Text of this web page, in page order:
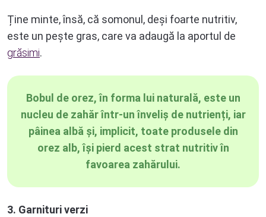
Ține minte, însă, că somonul, deși foarte nutritiv,
este un pește gras, care va adaugă la aportul de
grăsimi.
Bobul de orez, în forma lui naturală, este un
nucleu de zahăr într-un înveliș de nutrienți, iar
pâinea albă și, implicit, toate produsele din
orez alb, își pierd acest strat nutritiv în
favoarea zahărului.
3. Garnituri verzi